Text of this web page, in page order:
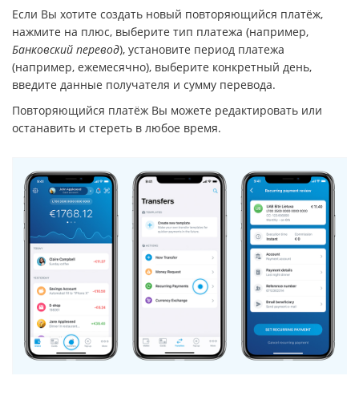
Если Вы хотите создать новый повторяющийся платёж,
нажмите на плюс, выберите тип платежа (например,
Банковский перевод), установите период платежа
(например, ежемесячно), выберите конкретный день,
введите данные получателя и сумму перевода.
Повторяющийся платёж Вы можете редактировать или
останавить и стереть в любое время.